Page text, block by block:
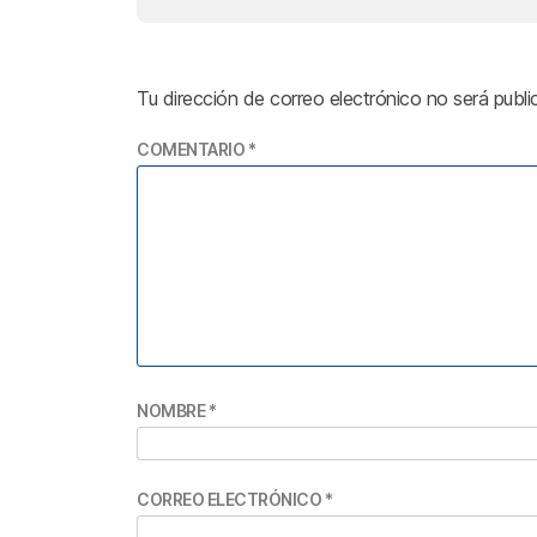
Tu dirección de correo electrónico no será
COMENTARIO *
NOMBRE*
CORREO ELECTRÓNICO *